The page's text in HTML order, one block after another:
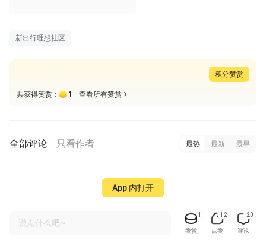
新出行理想社区
积分赞赏
共获得赞赏： 1 查看所有赞赏
全部评论 只看作者 最热 最新 最早
说点什么吧~
1
赞赏
12
点赞
20
评论
App 内打开